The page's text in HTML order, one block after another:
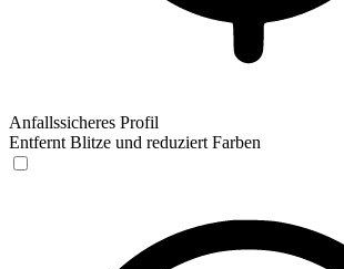
Anfallssicheres Profil
Entfernt Blitze und reduziert Farben